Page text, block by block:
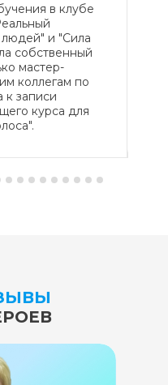
в клубе
людей" и "Сила
собственный
мастер-
коллегам по
к записи
курса для